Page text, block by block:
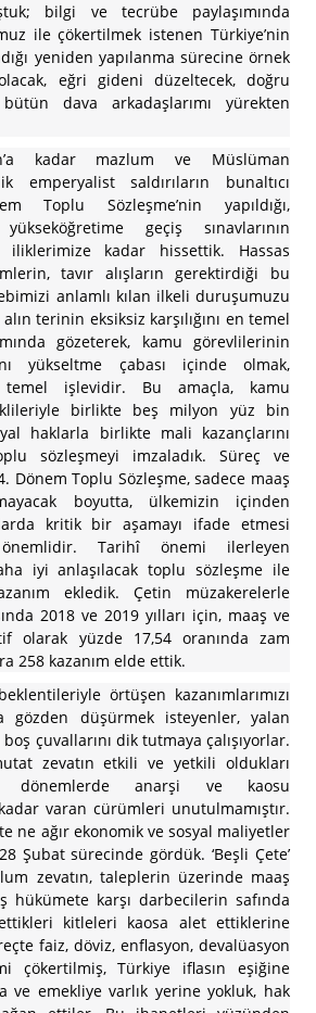
bilgi ve tecrübe paylaşımında
ile çökertilmek istenen Türkiye’nin
yeniden yapılanma sürecine örnek
eğri gideni düzeltecek, doğru
dava arkadaşlarımı yürekten
kadar mazlum ve Müslüman
emperyalist saldırıların bunaltıcı
Toplu Sözleşme’nin yapıldığı,
geçiş sınavlarının
iliklerimize kadar hissettik. Hassas
tavır alışların gerektirdiği bu
anlamlı kılan ilkeli duruşumuzu
terinin eksiksiz karşılığını en temel
gözeterek, kamu görevlilerinin
yükseltme çabası içinde olmak,
temel işlevidir. Bu amaçla, kamu
birlikte beş milyon yüz bin
haklarla birlikte mali kazançlarını
sözleşmeyi imzaladık. Süreç ve
Dönem Toplu Sözleşme, sadece maaş
boyutta, ülkemizin içinden
kritik bir aşamayı ifade etmesi
Tarihî önemi ilerleyen
iyi anlaşılacak toplu sözleşme ile
ekledik. Çetin müzakerelerle
2018 ve 2019 yılları için, maaş ve
olarak yüzde 17,54 oranında zam
258 kazanım elde ettik.
örtüşen kazanımlarımızı
gözden düşürmek isteyenler, yalan
çuvallarını dik tutmaya çalışıyorlar.
zevatın etkili ve yetkili oldukları
anarşi ve kaosu
varan cürümleri unutulmamıştır.
ne ağır ekonomik ve sosyal maliyetler
Şubat sürecinde gördük. ‘Beşli Çete’
zevatın, taleplerin üzerinde maaş
hükümete karşı darbecilerin safında
kitleleri kaosa alet ettiklerine
faiz, döviz, enflasyon, devalüasyon
çökertilmiş, Türkiye iflasın eşiğine
ve emekliye varlık yerine yokluk, hak